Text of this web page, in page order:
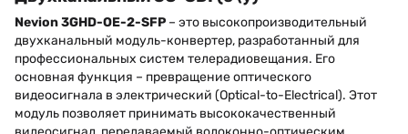
Nevion 3GHD-OE-2-SFP – это высокопроизводительный
двухканальный модуль-конвертер, разработанный для
профессиональных систем телерадиовещания. Его
основная функция – превращение оптического
видеосигнала в электрический (Optical-to-Electrical). Этот
модуль позволяет принимать высококачественный